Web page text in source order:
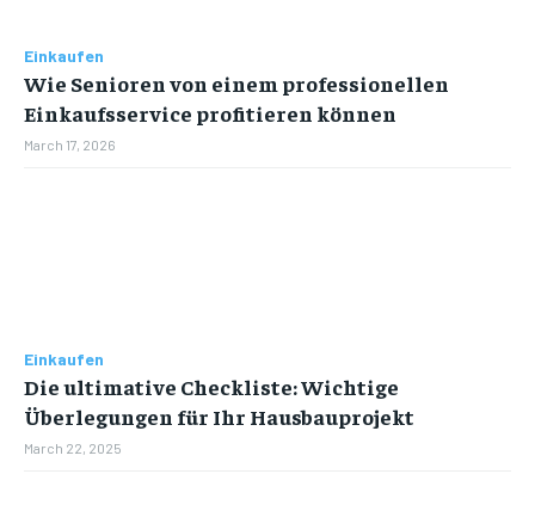
Einkaufen
Wie Senioren von einem professionellen
Einkaufsservice profitieren können
March 17, 2026
Einkaufen
Die ultimative Checkliste: Wichtige
Überlegungen für Ihr Hausbauprojekt
March 22, 2025